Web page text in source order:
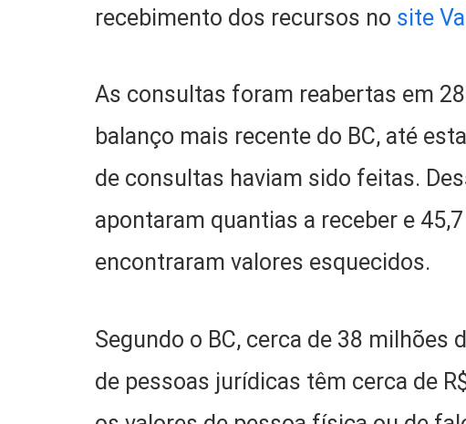
recebimento dos recursos no site
As consultas foram reabertas em
balanço mais recente do BC, até
de consultas haviam sido feitas.
apontaram quantias a receber e
encontraram valores esquecidos.
Segundo o BC, cerca de 38 milhões
de pessoas jurídicas têm cerca de